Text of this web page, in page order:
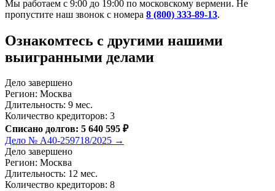
Мы работаем с 9:00 до 19:00 по московскому вермени. Не
пропустите наш звонок с номера 8 (800) 333-89-13.
Ознакомтесь c другими нашими
выигранными делами
Дело завершено
Регион: Москва
Длительность: 9 мес.
Количество кредиторов: 3
Списано долгов: 5 640 595 ₽
Дело № А40-259718/2025 →
Дело завершено
Регион: Москва
Длительность: 12 мес.
Количество кредиторов: 8